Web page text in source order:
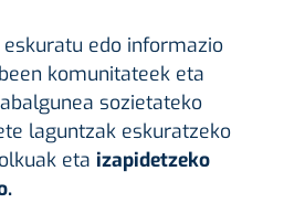
edo informazio
komunitateek eta
sozietateko
laguntzak eskuratzeko
eta izapidetzeko